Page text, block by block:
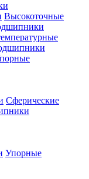
Высокоточные
Сферические
Упорные